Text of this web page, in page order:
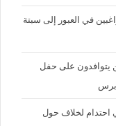
في العبور إلى سبتة
يتوافدون على حفل
برس
احتدام لخلاف حول